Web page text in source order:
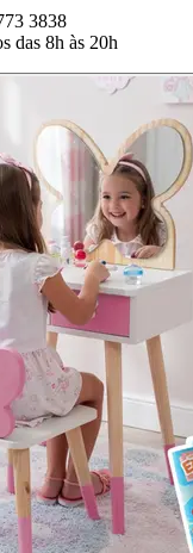
3838
das 8h às 20h